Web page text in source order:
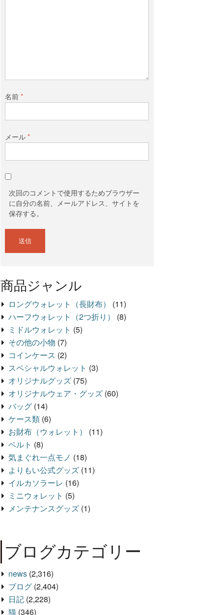
名前*
メール*
次回のコメントで使用するためブラウザー
に自分の名前、メールアドレス、サイトを
保存する。
商品ジャンル
ロングウォレット（長財布）
(11)
ハーフウォレット（2つ折り）
(8)
ミドルウォレット (5)
その他の小物 (7)
コインケース (2)
スペシャルウォレット (3)
オリジナルグッズ (75)
オリジナルウェア・グッズ (60)
バッグ (14)
ケース類 (6)
お財布（ウォレット）
(11)
ベルト (8)
気まぐれ一点モノ (18)
よりもい公式グッズ (11)
イルカソラーレ (16)
ミニウォレット (5)
メンテナンスグッズ (1)
ブログカテゴリー
news (2,316)
ブログ (2,404)
日記 (2,228)
猫 (346)